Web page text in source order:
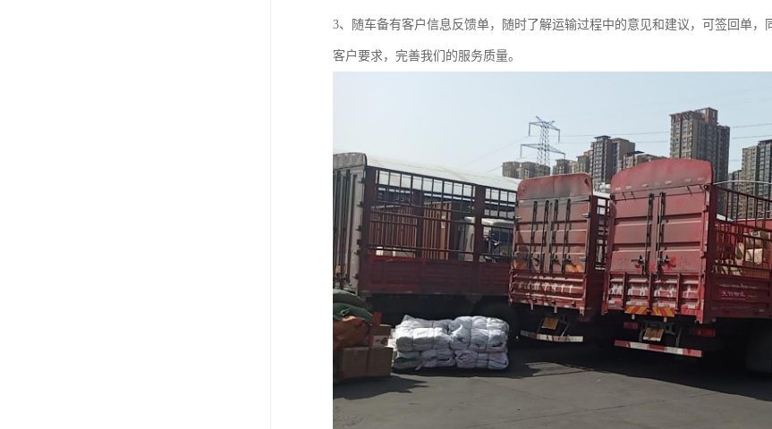
3、随车备有客户信息反馈单，随时了解运输过程中的意见和建议，可签回单
客户要求，完善我们的服务质量。